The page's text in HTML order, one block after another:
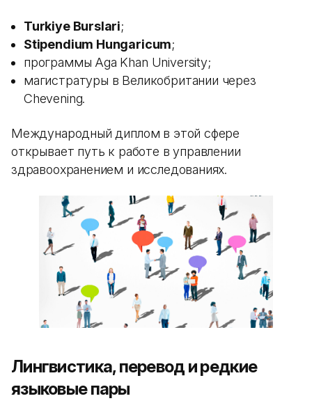
Turkiye Burslari;
Stipendium Hungaricum;
программы Aga Khan University;
магистратуры в Великобритании через
Chevening.
Международный диплом в этой сфере
открывает путь к работе в управлении
здравоохранением и исследованиях.
Лингвистика, перевод и редкие
языковые пары